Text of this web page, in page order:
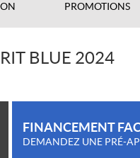
PROMOTIONS
BLUE 2024
FINANCEMENT
DEMANDEZ UNE PRÉ-